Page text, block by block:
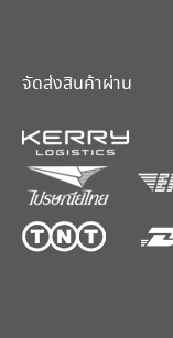
จัดส่งสินค้าผ่าน